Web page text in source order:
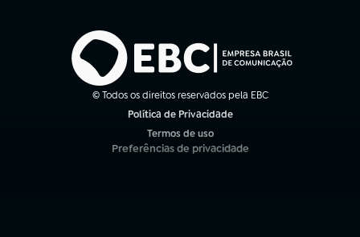
© Todos os direitos reservados pela EBC
Política de Privacidade
Termos de uso
(abre em nova aba)
Preferências de privacidade